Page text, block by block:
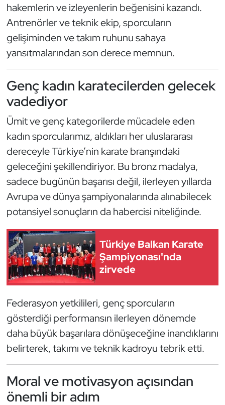
hakemlerin ve izleyenlerin beğenisini kazandı.
Antrenörler ve teknik ekip, sporcuların
gelişiminden ve takım ruhunu sahaya
yansıtmalarından son derece memnun.
Genç kadın karatecilerden gelecek
vadediyor
Ümit ve genç kategorilerde mücadele eden
kadın sporcularımız, aldıkları her uluslararası
dereceyle Türkiye’nin karate branşındaki
geleceğini şekillendiriyor. Bu bronz madalya,
sadece bugünün başarısı değil, ilerleyen yıllarda
Avrupa ve dünya şampiyonalarında alınabilecek
potansiyel sonuçların da habercisi niteliğinde.
Türkiye Balkan Karate
Şampiyonası'nda
zirvede
Federasyon yetkilileri, genç sporcuların
gösterdiği performansın ilerleyen dönemde
daha büyük başarılara dönüşeceğine inandıklarını
belirterek, takımı ve teknik kadroyu tebrik etti.
Moral ve motivasyon açısından
önemli bir adım
Kürek
Masa Tenisi
Modern Pentatlon
Motor Sporları
Muay Thai
Okçuluk
Optimist
Oryantiring
Özel Sporcular
Paralimpik
Ragbi
Su Topu
Sualtı Sporları
Tekvando
Tenis